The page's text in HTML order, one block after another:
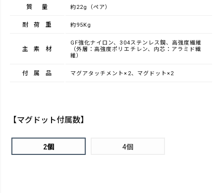
質量 約22g（ペア）
耐荷重 約95Kg
主素材
GF強化ナイロン、304ステンレス鋼、高強度繊維
（外層：高強度ポリエチレン、内芯：アラミド繊
維）
付属品 マグアタッチメント×2、マグドット×2
【マグドット付属数】
2個 4個